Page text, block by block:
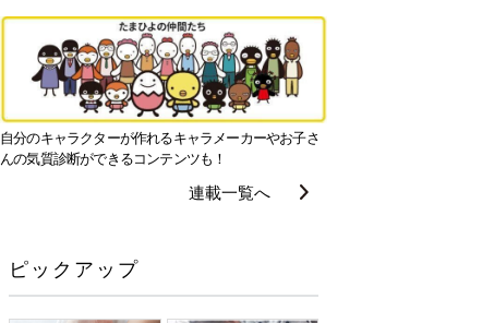
自分のキャラクターが作れるキャラメーカーやお子さ
んの気質診断ができるコンテンツも！
連載一覧へ
ピックアップ